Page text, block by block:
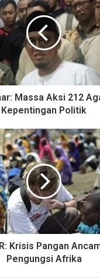
Massa Aksi 212
Kepentingan Politik
Krisis Pangan
Pengungsi Afrika